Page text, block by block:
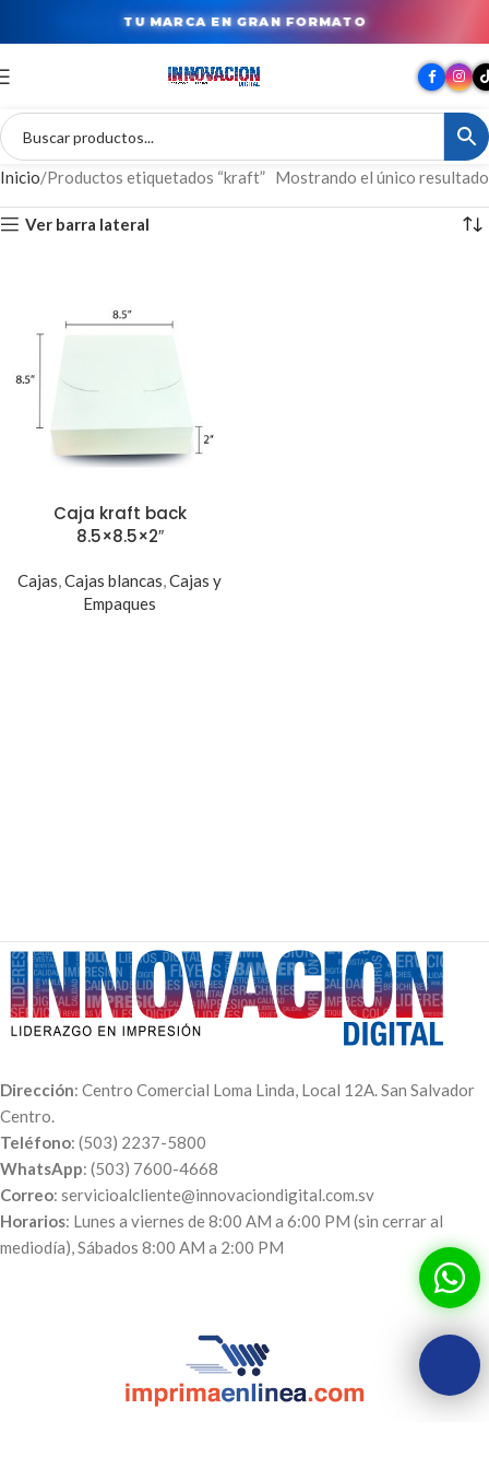
TU MARCA EN GRAN FORMATO
Inicio Productos etiquetados “kraft” Mostrando el único resultado
Ver barra lateral
Caja kraft back
8.5×8.5×2″
Cajas,Cajas blancas,Cajas y
Empaques
Dirección: Centro Comercial Loma Linda, Local 12A. San Salvador
Centro.
Teléfono: (503) 2237-5800
WhatsApp: (503) 7600-4668
Correo: servicioalcliente@innovaciondigital.com.sv
Horarios: Lunes a viernes de 8:00 AM a 6:00 PM (sin cerrar al
mediodía), Sábados 8:00 AM a 2:00 PM